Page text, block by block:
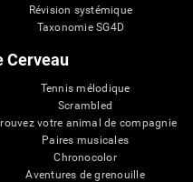
Révision systémique
Taxonomie SG4D
Cerveau
Tennis mélodique
Scrambled
votre animal de compagnie
Paires musicales
Chronocolor
Aventures de grenouille